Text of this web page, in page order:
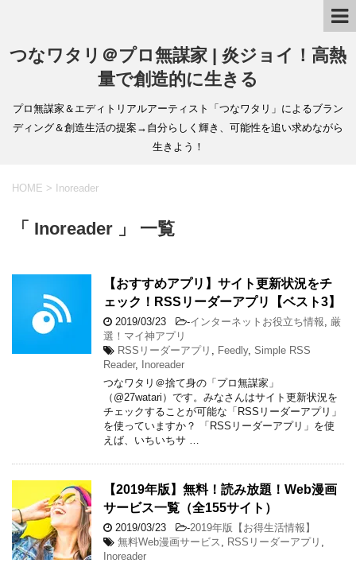
つなワタリ＠プロ無謀家 | 炎ジョイ！高熱
量で創造的に生きる
プロ無謀家＆エディトリアルアーティスト「つなワタリ」によるブラン
ディング＆創造生活の提案→自分らしく輝き、可能性を追い求めながら
生きよう！
HOME > Inoreader
「 Inoreader 」 一覧
【おすすめアプリ】サイト更新状況をチ
ェック！RSSリーダーアプリ【ベスト3】
2019/03/23 -インターネットお役立ち情報
厳
選！マイ神アプリ
RSSリーダーアプリ
Feedly, Simple RSS
Reader, Inoreader
つなワタリ＠捨て身の「プロ無謀家」
（@27watari）です。みなさんはサイト更新状況を
チェックすることが可能な「RSSリーダーアプリ」
を使っていますか？ 「RSSリーダーアプリ」を使
えば、いちいちサ …
【2019年版】無料！読み放題！Web漫画
サービス一覧（全155サイト）
2019/03/23 -2019年版【お得生活情報】
無料Web漫画サービス
RSSリーダーアプリ
Inoreader